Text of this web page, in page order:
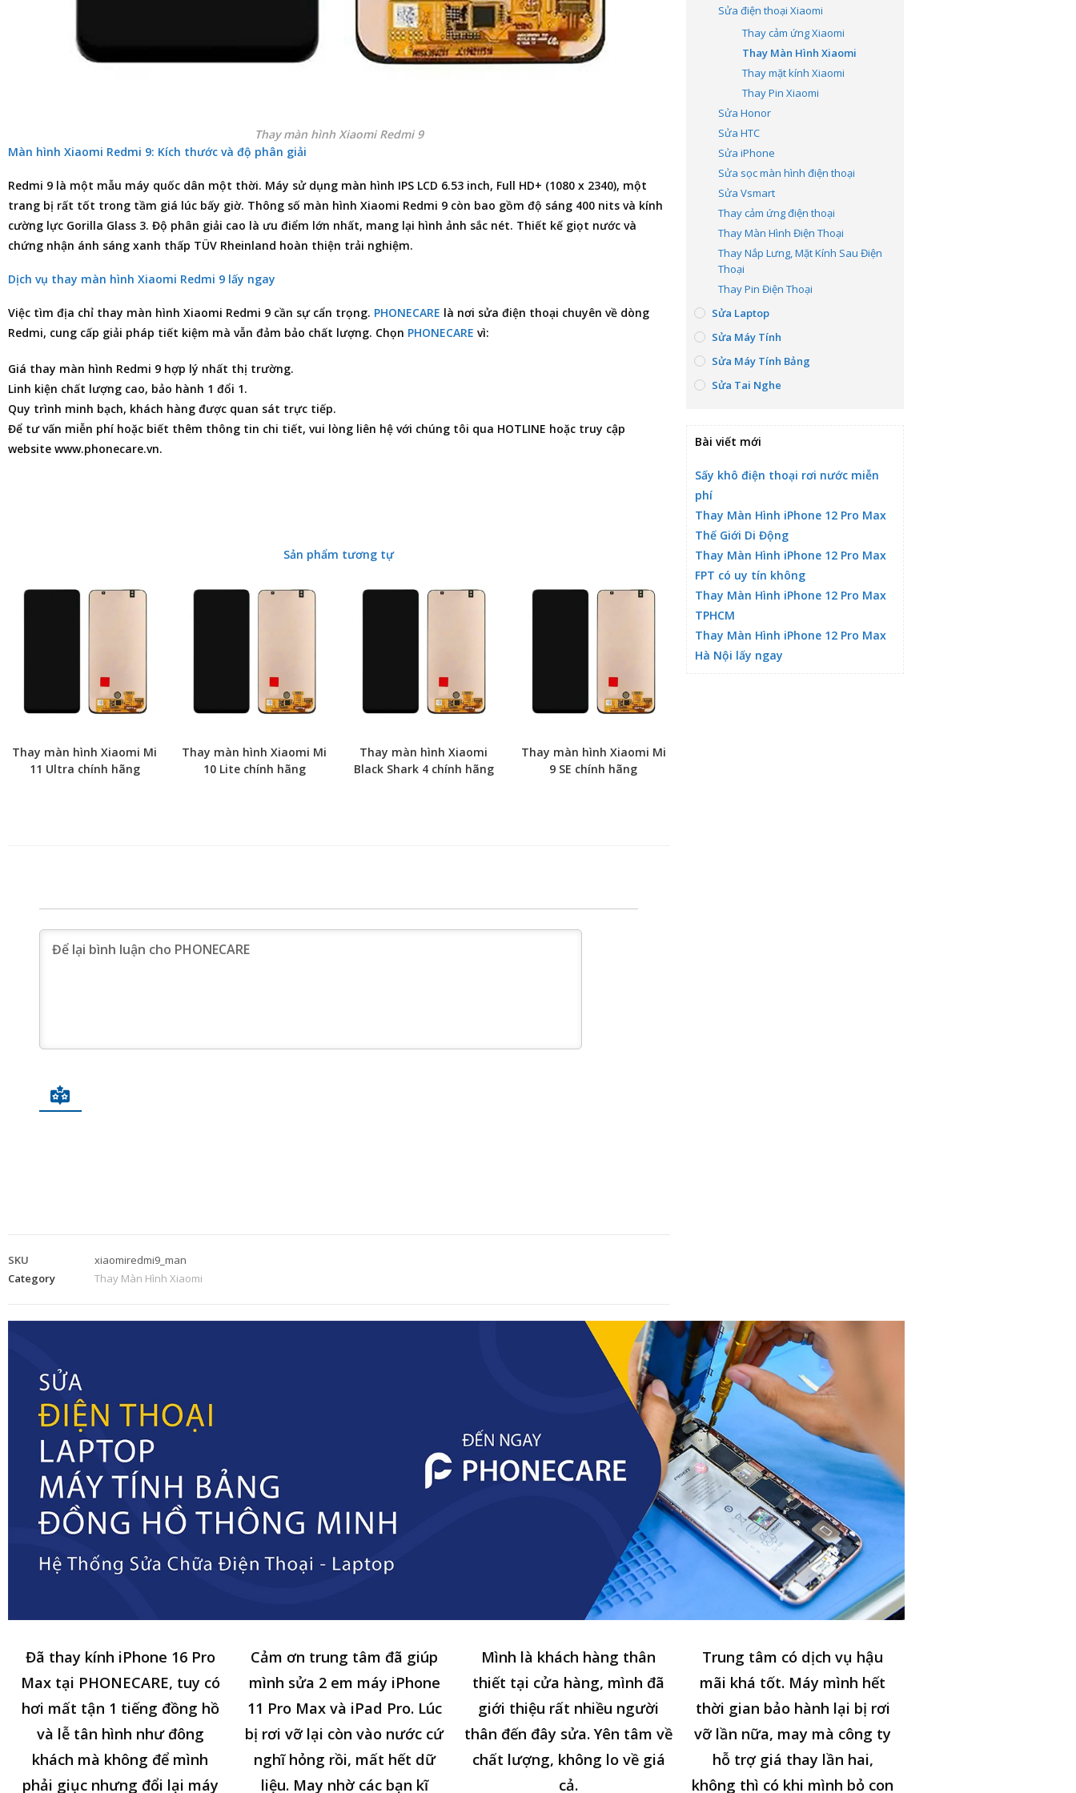
Thay màn hình Xiaomi Redmi 9
Màn hình Xiaomi Redmi 9: Kích thước và độ phân giải
Redmi 9 là một mẫu máy quốc dân một thời. Máy sử dụng màn hình IPS LCD 6.53 inch, Full HD+ (1080 x 2340), một
trang bị rất tốt trong tầm giá lúc bấy giờ. Thông số màn hình Xiaomi Redmi 9 còn bao gồm độ sáng 400 nits và kính
cường lực Gorilla Glass 3. Độ phân giải cao là ưu điểm lớn nhất, mang lại hình ảnh sắc nét. Thiết kế giọt nước và
chứng nhận ánh sáng xanh thấp TÜV Rheinland hoàn thiện trải nghiệm.
Dịch vụ thay màn hình Xiaomi Redmi 9 lấy ngay
Việc tìm địa chỉ thay màn hình Xiaomi Redmi 9 cần sự cẩn trọng. PHONECARE là nơi sửa điện thoại chuyên về dòng
Redmi, cung cấp giải pháp tiết kiệm mà vẫn đảm bảo chất lượng. Chọn PHONECARE vì:
Giá thay màn hình Redmi 9 hợp lý nhất thị trường.
Linh kiện chất lượng cao, bảo hành 1 đổi 1.
Quy trình minh bạch, khách hàng được quan sát trực tiếp.
Để tư vấn miễn phí hoặc biết thêm thông tin chi tiết, vui lòng liên hệ với chúng tôi qua HOTLINE hoặc truy cập
website www.phonecare.vn.
Sản phẩm tương tự
Thay màn hình Xiaomi Mi
11 Ultra chính hãng
Thay màn hình Xiaomi Mi
10 Lite chính hãng
Thay màn hình Xiaomi
Black Shark 4 chính hãng
Thay màn hình Xiaomi Mi
9 SE chính hãng
SKU
xiaomiredmi9_man
Category
Thay Màn Hình Xiaomi
Sửa điện thoại Xiaomi
Thay cảm ứng Xiaomi
Thay Màn Hình Xiaomi
Thay mặt kính Xiaomi
Thay Pin Xiaomi
Sửa Honor
Sửa HTC
Sửa iPhone
Sửa sọc màn hình điện thoại
Sửa Vsmart
Thay cảm ứng điện thoại
Thay Màn Hình Điện Thoại
Thay Nắp Lưng, Mặt Kính Sau Điện
Thoại
Thay Pin Điện Thoại
Sửa Laptop
Sửa Máy Tính
Sửa Máy Tính Bảng
Sửa Tai Nghe
Bài viết mới
Sấy khô điện thoại rơi nước miễn
phí
Thay Màn Hình iPhone 12 Pro Max
Thế Giới Di Động
Thay Màn Hình iPhone 12 Pro Max
FPT có uy tín không
Thay Màn Hình iPhone 12 Pro Max
TPHCM
Thay Màn Hình iPhone 12 Pro Max
Hà Nội lấy ngay
Đã thay kính iPhone 16 Pro
Max tại PHONECARE, tuy có
hơi mất tận 1 tiếng đồng hồ
và lễ tân hình như đông
khách mà không để mình
phải giục nhưng đổi lại máy
Cảm ơn trung tâm đã giúp
mình sửa 2 em máy iPhone
11 Pro Max và iPad Pro. Lúc
bị rơi vỡ lại còn vào nước cứ
nghĩ hỏng rồi, mất hết dữ
liệu. May nhờ các bạn kĩ
Mình là khách hàng thân
thiết tại cửa hàng, mình đã
giới thiệu rất nhiều người
thân đến đây sửa. Yên tâm về
chất lượng, không lo về giá
cả.
Trung tâm có dịch vụ hậu
mãi khá tốt. Máy mình hết
thời gian bảo hành lại bị rơi
vỡ lần nữa, may mà công ty
hỗ trợ giá thay lần hai,
không thì có khi mình bỏ con